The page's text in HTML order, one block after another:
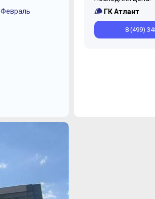
Ноябрь Сентябрь
Декабрь Июнь
Февраль
Декабрь Ноябрь
ГК Атлант
8 (499)